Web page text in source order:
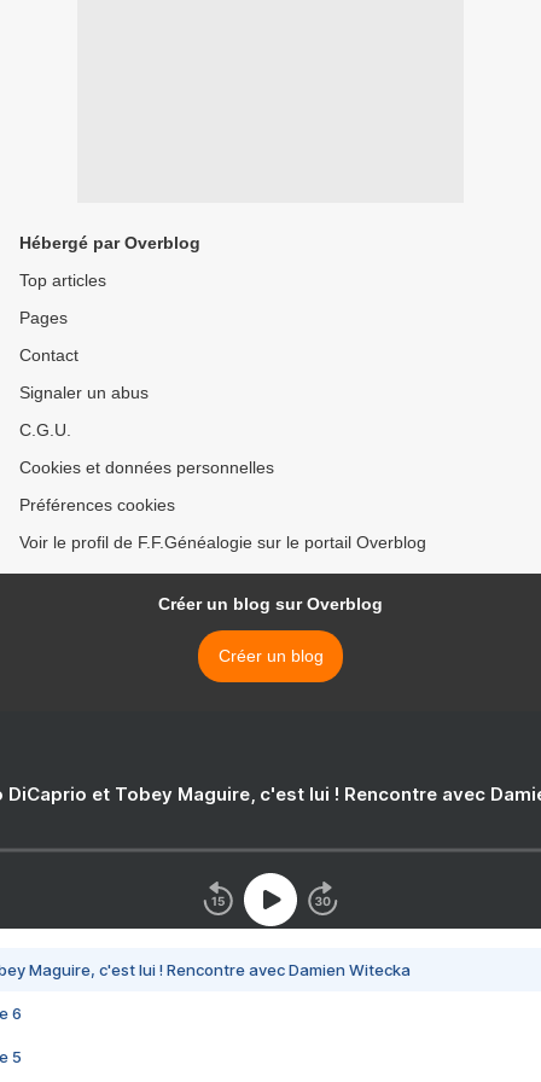
Hébergé par Overblog
Top articles
Pages
Contact
Signaler un abus
C.G.U.
Cookies et données personnelles
Préférences cookies
Voir le profil de F.F.Généalogie sur le portail Overblog
Créer un blog sur Overblog
Créer un blog
DiCaprio et Tobey Maguire, c'est lui ! Rencontre avec
Maguire, c'est lui ! Rencontre avec Damien Witecka
6
5